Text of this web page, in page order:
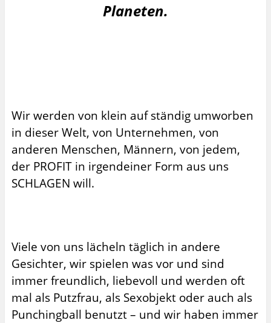
Planeten.
Wir werden von klein auf ständig umworben
in dieser Welt, von Unternehmen, von
anderen Menschen, Männern, von jedem,
der PROFIT in irgendeiner Form aus uns
SCHLAGEN will.
Viele von uns lächeln täglich in andere
Gesichter, wir spielen was vor und sind
immer freundlich, liebevoll und werden oft
mal als Putzfrau, als Sexobjekt oder auch als
Punchingball benutzt – und wir haben immer